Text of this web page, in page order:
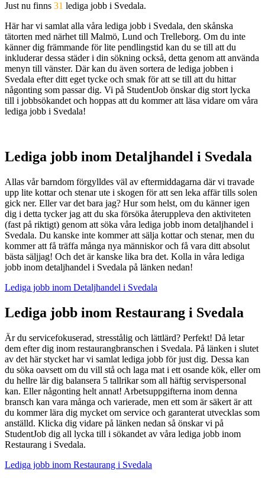
Just nu finns 31 lediga jobb i Svedala.
Här har vi samlat alla våra lediga jobb i Svedala, den skånska
tätorten med närhet till Malmö, Lund och Trelleborg. Om du inte
känner dig främmande för lite pendlingstid kan du se till att du
inkluderar dessa städer i din sökning också, detta genom att använda
menyn till vänster. Där kan du även sortera de lediga jobben i
Svedala efter ditt eget tycke och smak för att se till att du hittar
någonting som passar dig. Vi på StudentJob önskar dig stort lycka
till i jobbsökandet och hoppas att du kommer att läsa vidare om våra
lediga jobb i Svedala!
Lediga jobb inom Detaljhandel i Svedala
Allas vår barndom förgylldes väl av eftermiddagarna där vi travade
upp lite kottar och stenar ute i skogen för att sen leka affär tills solen
gick ner. Eller var det bara jag? Hur som helst, om du känner igen
dig i detta tycker jag att du ska försöka återuppleva den aktiviteten
(fast på riktigt) genom att söka våra lediga jobb inom detaljhandel i
Svedala. Du kanske inte kommer att sälja kottar och stenar, men du
kommer att få träffa många nya människor och få vara ditt absolut
bästa säljjag! Och det är kanske lika bra det. Kolla in våra lediga
jobb inom detaljhandel i Svedala på länken nedan!
Lediga jobb inom Detaljhandel i Svedala
Lediga jobb inom Restaurang i Svedala
Är du servicefokuserad, stresstålig och lättlärd? Perfekt! Då letar
dem efter dig inom restaurangbranschen i Svedala. På länken i slutet
av det här stycket har vi samlat lediga jobb för just dig. Dessa kan
du söka oavsett om du vill stå och laga mat i ett osande kök, eller om
du hellre lär dig balansera 5 tallrikar som all häftig servispersonal
kan. Eller någonting helt annat! Arbetsuppgifterna inom denna
bransch kan vara många och varierade, men ett som är säkert är att
du kommer lära dig mycket om service och garanterat utvecklas som
anställd. Klicka dig vidare på länken nedan så önskar vi på
StudentJob dig all lycka till i sökandet av våra lediga jobb inom
Restaurang i Svedala.
Lediga jobb inom Restaurang i Svedala